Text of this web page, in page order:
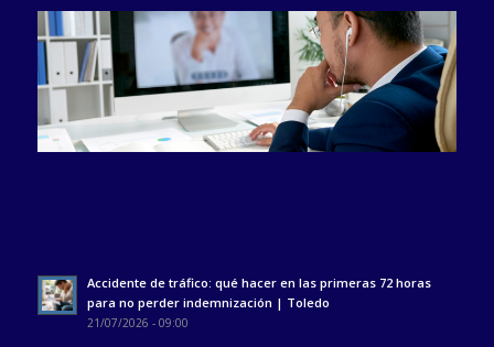
Accidente de tráfico: qué hacer en las primeras 72 horas
para no perder indemnización | Toledo
21/07/2026 - 09:00